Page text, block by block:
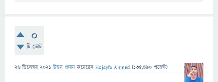
0
টি ভোট
26 ডিসেম্বর 2021 উত্তর প্রদান করেছেন Hojayfa Ahmed (135,490 পয়েন্ট)